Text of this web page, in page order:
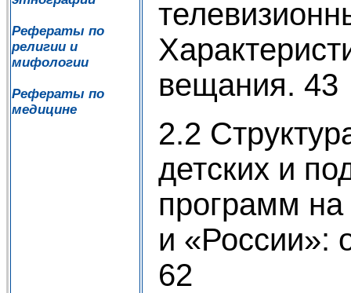
Рефераты по
религии и
мифологии
Рефераты по
медицине
вещания. 43
2.2
детских и
программ
и «России»:
62